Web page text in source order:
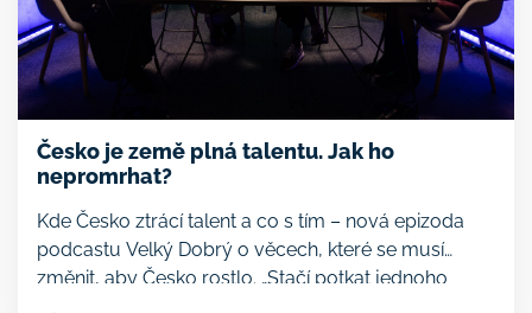
Česko je země plná talentu. Jak ho
nepromrhat?
Kde Česko ztrácí talent a co s tím – nová epizoda
podcastu Velký Dobrý o věcech, které se musí
změnit, aby Česko rostlo. „Stačí potkat jednoho